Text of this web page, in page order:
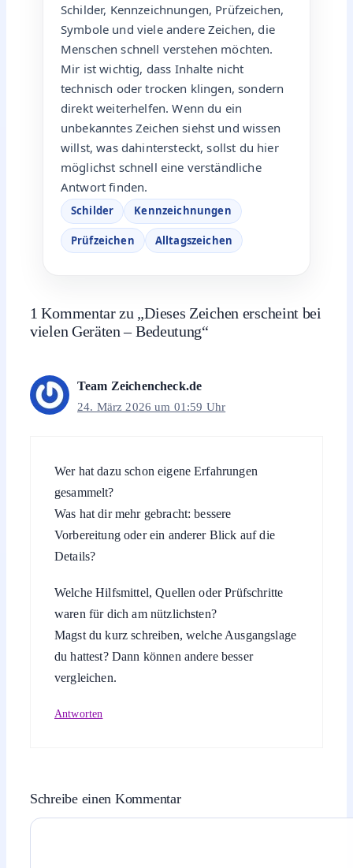
Schilder, Kennzeichnungen, Prüfzeichen,
Symbole und viele andere Zeichen, die
Menschen schnell verstehen möchten.
Mir ist wichtig, dass Inhalte nicht
technisch oder trocken klingen, sondern
direkt weiterhelfen. Wenn du ein
unbekanntes Zeichen siehst und wissen
willst, was dahintersteckt, sollst du hier
möglichst schnell eine verständliche
Antwort finden.
Schilder Kennzeichnungen
Prüfzeichen Alltagszeichen
1 Kommentar zu „Dieses Zeichen erscheint bei
vielen Geräten – Bedeutung“
Team Zeichencheck.de
24. März 2026 um 01:59 Uhr
Wer hat dazu schon eigene Erfahrungen
gesammelt?
Was hat dir mehr gebracht: bessere
Vorbereitung oder ein anderer Blick auf die
Details?
Welche Hilfsmittel, Quellen oder Prüfschritte
waren für dich am nützlichsten?
Magst du kurz schreiben, welche Ausgangslage
du hattest? Dann können andere besser
vergleichen.
Antworten
Schreibe einen Kommentar
Kommentar